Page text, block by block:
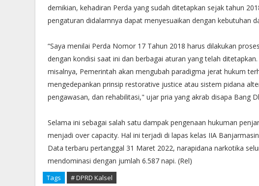
demikian, kehadiran Perda yang sudah ditetapkan sejak tahun
pengaturan didalamnya dapat menyesuaikan dengan kebutuhan
“Saya menilai Perda Nomor 17 Tahun 2018 harus dilakukan
dengan kondisi saat ini dan berbagai aturan yang telah
misalnya, Pemerintah akan mengubah paradigma jerat hukum
mengedepankan prinsip restorative justice atau sistem pidana
pengawasan, dan rehabilitasi," ujar pria yang akrab disapa Bang
Selama ini sebagai salah satu dampak pengenaan hukuman
menjadi over capacity. Hal ini terjadi di lapas kelas IIA
Data terbaru pertanggal 31 Maret 2022, narapidana narkotika
mendominasi dengan jumlah 6.587 napi. (Rel)
Tags # DPRD Kalsel